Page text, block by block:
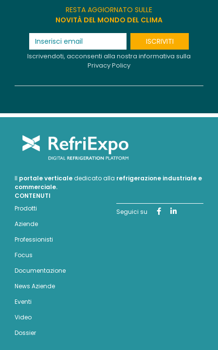
RESTA AGGIORNATO SULLE
NOVITÀ DEL MONDO DEL CLIMA
ISCRIVITI
Iscrivendoti, acconsenti alla nostra informativa sulla
Privacy Policy
Il portale verticalededicato alla refrigerazione industriale e
commerciale.
CONTENUTI
Prodotti
Aziende
Professionisti
Focus
Documentazione
News Aziende
Eventi
Video
Dossier
Seguici su